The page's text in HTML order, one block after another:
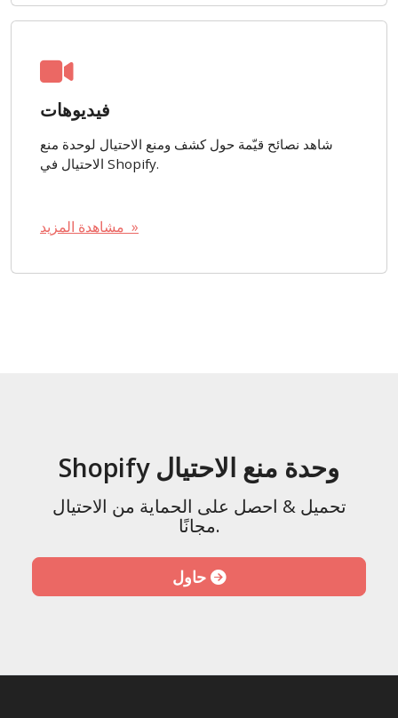
فيديوهات
شاهد نصائح قيّمة حول كشف ومنع الاحتيال لوحدة منع
الاحتيال في Shopify.
مشاهدة المزيد »
Shopify وحدة منع الاحتيال
تحميل & احصل على الحماية من الاحتيال
مجانًا.
حاول